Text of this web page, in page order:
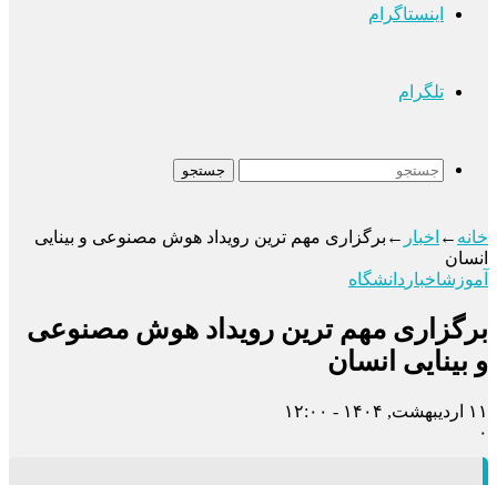
اینستاگرام
تلگرام
جستجو
خانه ← اخبار ← برگزاری مهم ترین رویداد هوش مصنوعی و بینایی
انسان
آموزشاخبار دانشگاه
برگزاری مهم ترین رویداد هوش مصنوعی
و بینایی انسان
۱۱ اردیبهشت, ۱۴۰۴ - ۱۲:۰۰
۰